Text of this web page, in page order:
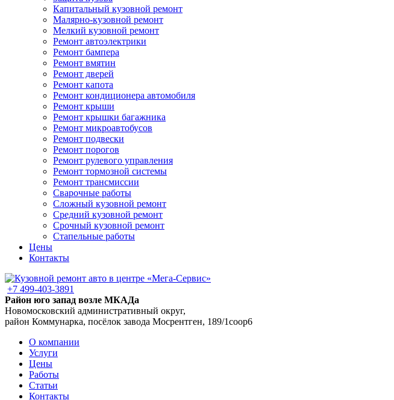
Капитальный кузовной ремонт
Малярно-кузовной ремонт
Мелкий кузовной ремонт
Ремонт автоэлектрики
Ремонт бампера
Ремонт вмятин
Ремонт дверей
Ремонт капота
Ремонт кондиционера автомобиля
Ремонт крыши
Ремонт крышки багажника
Ремонт микроавтобусов
Ремонт подвески
Ремонт порогов
Ремонт рулевого управления
Ремонт тормозной системы
Ремонт трансмиссии
Сварочные работы
Сложный кузовной ремонт
Средний кузовной ремонт
Срочный кузовной ремонт
Стапельные работы
Цены
Контакты
+7 499-403-3891
Район юго запад возле МКАДа
Новомосковский административный округ,
район Коммунарка, посёлок завода Мосрентген, 189/1соор6
О компании
Услуги
Цены
Работы
Статьи
Контакты